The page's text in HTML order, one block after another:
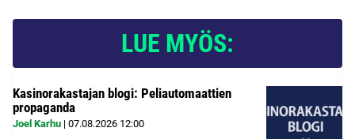
LUE MYÖS:
Kasinorakastajan blogi: Peliautomaattien
propaganda
Joel Karhu | 07.08.2026 12:00